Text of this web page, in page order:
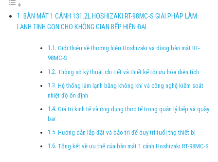
BÀN MÁT 1 CÁNH 131.2L HOSHIZAKI RT-98MC-S GIẢI PHÁP LÀM
LẠNH TINH GỌN CHO KHÔNG GIAN BẾP HIỆN ĐẠI
Giới thiệu về thương hiệu Hoshizaki và dòng bàn mát RT-
98MC-S
Thông số kỹ thuật chi tiết và thiết kế tối ưu hóa diện tích
Hệ thống làm lạnh bằng không khí và công nghệ kiểm soát
nhiệt độ ổn định
Giá trị kinh tế và ứng dụng thực tế trong quản lý bếp và quầy
bar
Hướng dẫn lắp đặt và bảo trì để duy trì tuổi thọ thiết bị
Tổng kết về ưu thế của bàn mát 1 cánh Hoshizaki RT-98MC-S